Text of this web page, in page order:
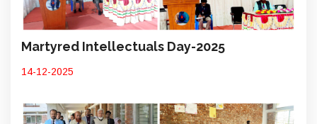
Martyred Intellectuals Day-2025
14-12-2025